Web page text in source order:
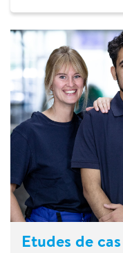
Etudes de cas